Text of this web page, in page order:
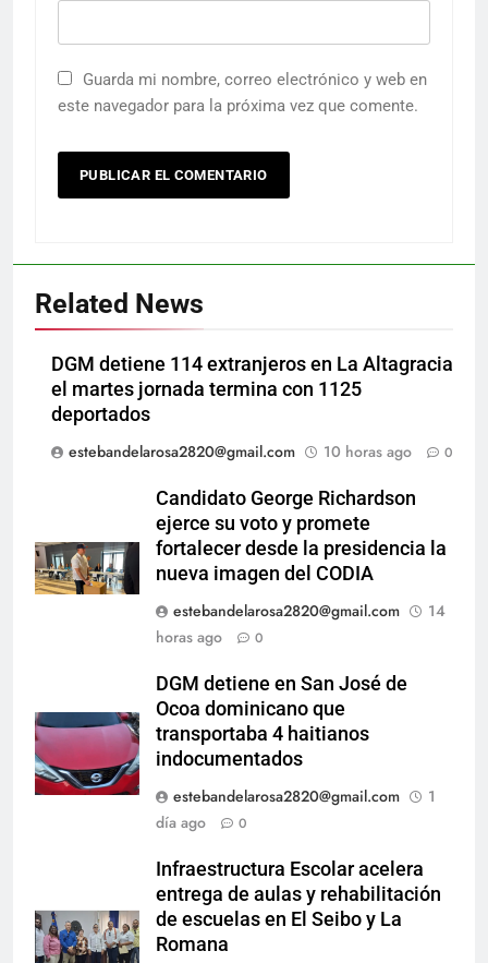
Guarda mi nombre, correo electrónico y web en
este navegador para la próxima vez que comente.
Related News
DGM detiene 114 extranjeros en La Altagracia
el martes jornada termina con 1125
deportados
estebandelarosa2820@gmail.com
10 horas ago 0
Candidato George Richardson
ejerce su voto y promete
fortalecer desde la presidencia la
nueva imagen del CODIA
estebandelarosa2820@gmail.com
14
horas ago
0
DGM detiene en San José de
Ocoa dominicano que
transportaba 4 haitianos
indocumentados
estebandelarosa2820@gmail.com
1
día ago
0
Infraestructura Escolar acelera
entrega de aulas y rehabilitación
de escuelas en El Seibo y La
Romana